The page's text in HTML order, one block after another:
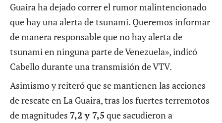
Guaira ha dejado correr el rumor malintencionado
que hay una alerta de tsunami. Queremos informar
de manera responsable que no hay alerta de
tsunami en ninguna parte de Venezuela», indicó
Cabello durante una transmisión de VTV.
Asimismo y reiteró que se mantienen las acciones
de rescate en La Guaira, tras los fuertes terremotos
de magnitudes 7,2 y 7,5 que sacudieron a